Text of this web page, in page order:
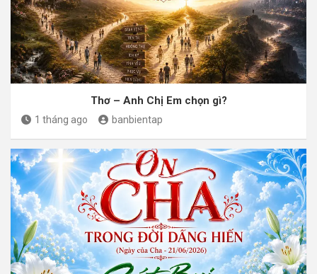
Thơ – Anh Chị Em chọn gì?
1 tháng ago banbientap